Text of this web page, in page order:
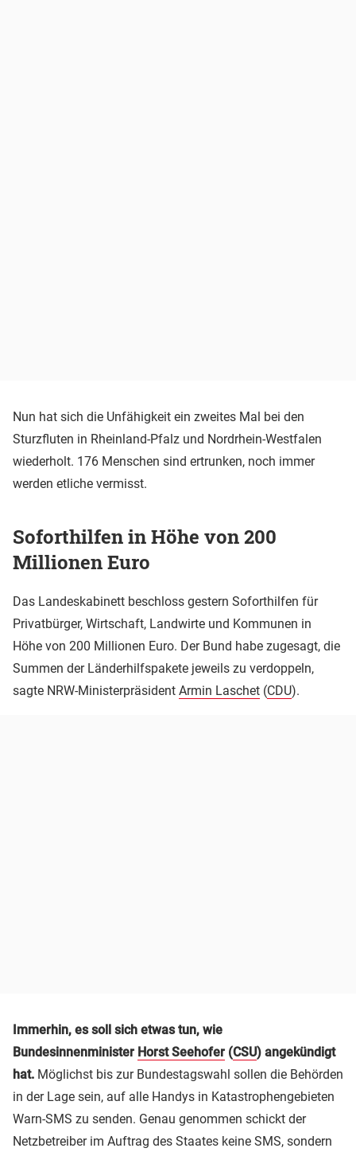
Nun hat sich die Unfähigkeit ein zweites Mal bei den
Sturzfluten in Rheinland-Pfalz und Nordrhein-Westfalen
wiederholt. 176 Menschen sind ertrunken, noch immer
werden etliche vermisst.
Soforthilfen in Höhe von 200
Millionen Euro
Das Landeskabinett beschloss gestern Soforthilfen für
Privatbürger, Wirtschaft, Landwirte und Kommunen in
Höhe von 200 Millionen Euro. Der Bund habe zugesagt, die
Summen der Länderhilfspakete jeweils zu verdoppeln,
sagte NRW-Ministerpräsident Armin Laschet (CDU).
Immerhin, es soll sich etwas tun, wie
Bundesinnenminister Horst Seehofer (CSU) angekündigt
hat. Möglichst bis zur Bundestagswahl sollen die Behörden
in der Lage sein, auf alle Handys in Katastrophengebieten
Warn-SMS zu senden. Genau genommen schickt der
Netzbetreiber im Auftrag des Staates keine SMS, sondern